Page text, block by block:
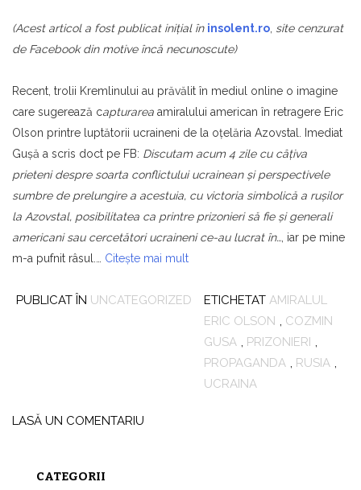
(Acest articol a fost publicat iniţial în insolent.ro site cenzurat
de Facebook din motive încă necunoscute)
Recent, trolii Kremlinului au prăvălit în mediul online o imagine
care sugerează capturarea amiralului american în retragere Eric
Olson printre luptătorii ucraineni de la oţelăria Azovstal. Imediat
Guşă a scris doct pe FB: Discutam acum 4 zile cu câțiva
prieteni despre soarta conflictului ucrainean și perspectivele
sumbre de prelungire a acestuia, cu victoria simbolică a rușilor
la Azovstal, posibilitatea ca printre prizonieri să fie și generali
americani sau cercetători ucraineni ce-au lucrat în… , iar pe mine
m-a pufnit râsul.… Citește mai mult
PUBLICAT ÎN UNCATEGORIZED ETICHETAT AMIRALUL
ERIC OLSON , COZMIN
GUSA , PRIZONIERI ,
PROPAGANDA , RUSIA ,
UCRAINA
LASĂ UN COMENTARIU
CATEGORII